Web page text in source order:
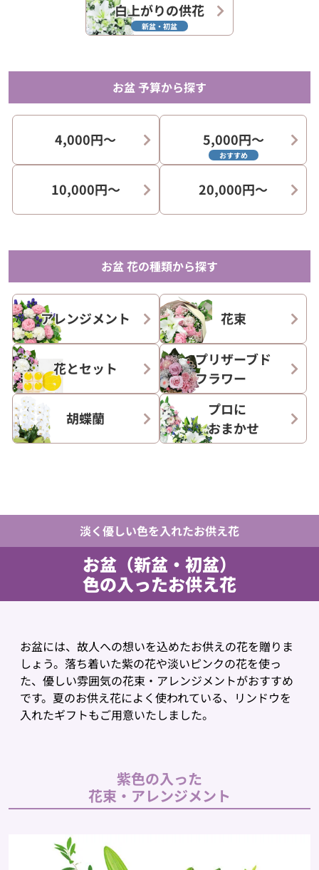
白上がりの供花
新盆・初盆
お盆 予算から探す
4,000円〜 5,000円〜
おすすめ
10,000円〜 20,000円〜
お盆 花の種類から探す
アレンジメント 花束
花とセット
プリザーブド
フラワー
胡蝶蘭
プロに
おまかせ
淡く優しい色を入れたお供え花
お盆（新盆・初盆）
色の入ったお供え花
お盆には、故人への想いを込めたお供えの花を贈りま
しょう。落ち着いた紫の花や淡いピンクの花を使っ
た、優しい雰囲気の花束・アレンジメントがおすすめ
です。夏のお供え花によく使われている、リンドウを
入れたギフトもご用意いたしました。
紫色の入った
花束・アレンジメント